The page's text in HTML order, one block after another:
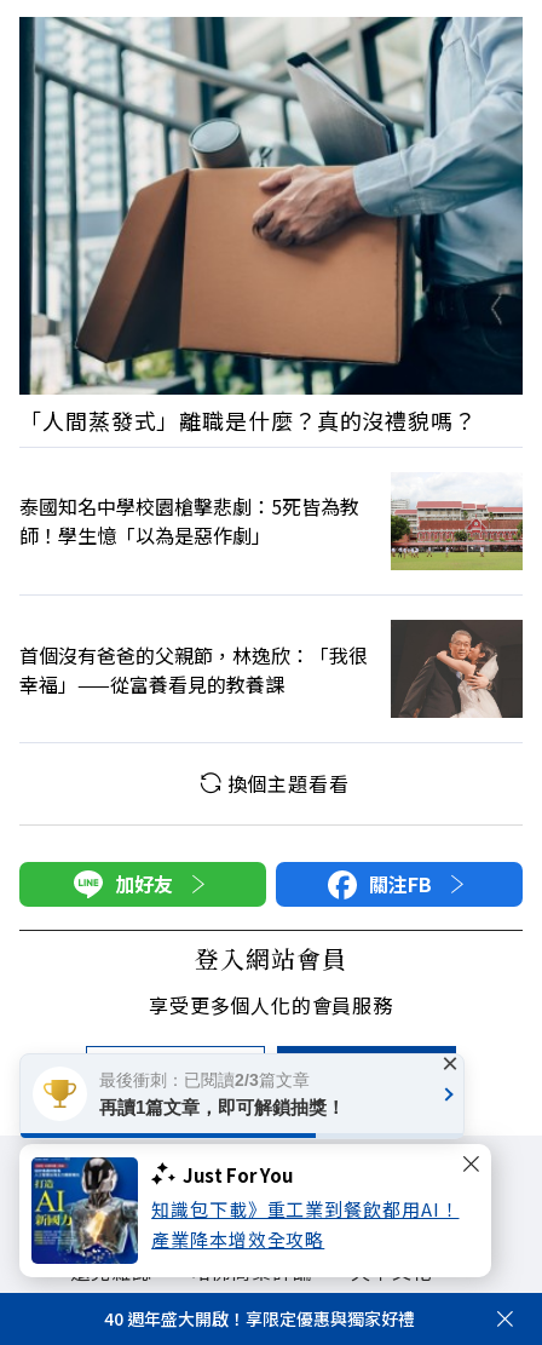
Just For You
知識包下載》重工業到餐飲都用AI！
產業降本增效全攻略
「人間蒸發式」離職是什麼？真的沒禮貌嗎？
泰國知名中學校園槍擊悲劇：5死皆為教
師！學生憶「以為是惡作劇」
首個沒有爸爸的父親節，林逸欣：「我很
幸福」——從富養看見的教養課
換個主題看看
加好友 關注FB
登入網站會員
享受更多個人化的會員服務
會員登入
遠見雜誌 哈佛商業評論
天下文化
未來親子學習平台
50+ 領導影響力學院
40 週年盛大開啟！享限定優惠與獨家好禮
最後衝刺：已閱讀2/3篇文章
再讀1篇文章，即可解鎖抽獎！
×